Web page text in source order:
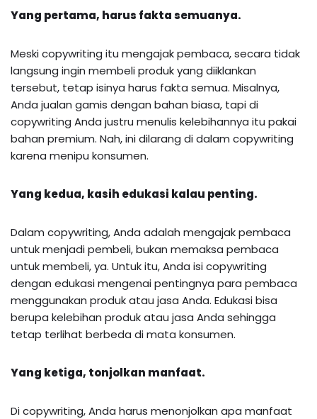
Yang pertama, harus fakta semuanya.
Meski copywriting itu mengajak pembaca, secara tidak
langsung ingin membeli produk yang diiklankan
tersebut, tetap isinya harus fakta semua. Misalnya,
Anda jualan gamis dengan bahan biasa, tapi di
copywriting Anda justru menulis kelebihannya itu pakai
bahan premium. Nah, ini dilarang di dalam copywriting
karena menipu konsumen.
Yang kedua, kasih edukasi kalau penting.
Dalam copywriting, Anda adalah mengajak pembaca
untuk menjadi pembeli, bukan memaksa pembaca
untuk membeli, ya. Untuk itu, Anda isi copywriting
dengan edukasi mengenai pentingnya para pembaca
menggunakan produk atau jasa Anda. Edukasi bisa
berupa kelebihan produk atau jasa Anda sehingga
tetap terlihat berbeda di mata konsumen.
Yang ketiga, tonjolkan manfaat.
Di copywriting, Anda harus menonjolkan apa manfaat